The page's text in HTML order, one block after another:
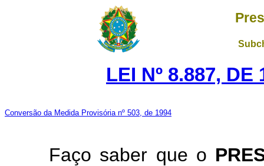
LEI Nº 8.887, DE
Conversão da Medida Provisória nº 503, de 1994
Faço saber que o